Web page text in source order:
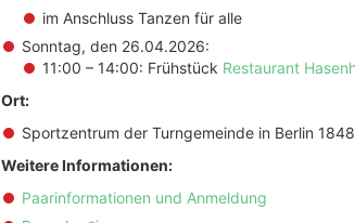
im Anschluss Tanzen für alle
Sonntag, den 26.04.2026:
11:00 – 14:00: Frühstück Restaurant
Ort:
Sportzentrum der Turngemeinde in Berlin
Weitere Informationen:
Paarinformationen und Anmeldung